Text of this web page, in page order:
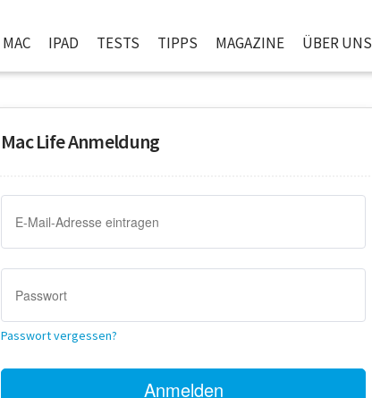
MAC IPAD TESTS TIPPS MAGAZINE ÜBER UNS
Mac Life Anmeldung
Passwort vergessen?